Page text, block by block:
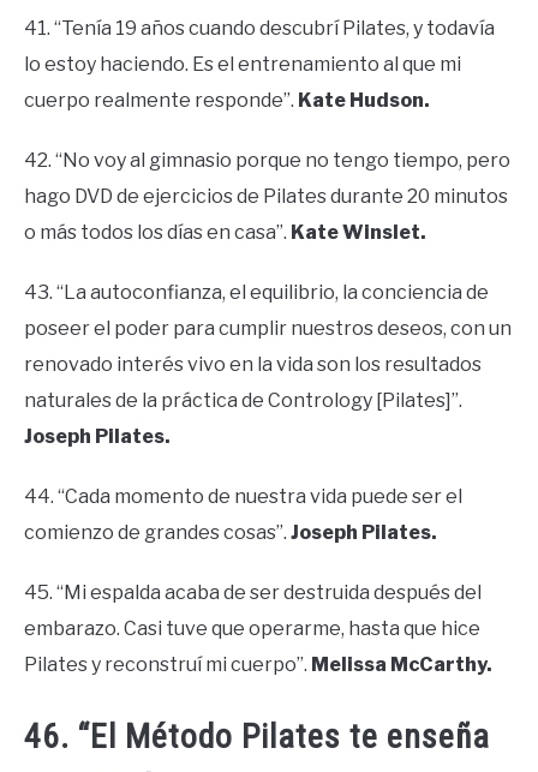
41. “Tenía 19 años cuando descubrí Pilates, y todavía
lo estoy haciendo. Es el entrenamiento al que mi
cuerpo realmente responde”. Kate Hudson.
42. “No voy al gimnasio porque no tengo tiempo, pero
hago DVD de ejercicios de Pilates durante 20 minutos
o más todos los días en casa”. Kate Winslet.
43. “La autoconfianza, el equilibrio, la conciencia de
poseer el poder para cumplir nuestros deseos, con un
renovado interés vivo en la vida son los resultados
naturales de la práctica de Contrology [Pilates]”.
Joseph Pilates.
44. “Cada momento de nuestra vida puede ser el
comienzo de grandes cosas”. Joseph Pilates.
45. “Mi espalda acaba de ser destruida después del
embarazo. Casi tuve que operarme, hasta que hice
Pilates y reconstruí mi cuerpo”. Melissa McCarthy.
46. “El Método Pilates te enseña